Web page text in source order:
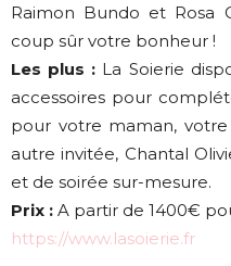
Raimon Bundo et Rosa
coup sûr votre bonheur !
Les plus : La Soierie
accessoires pour
pour votre maman,
autre invitée, Chantal
et de soirée sur-mesure.
Prix : A partir de 1400€
https://www.lasoierie.fr